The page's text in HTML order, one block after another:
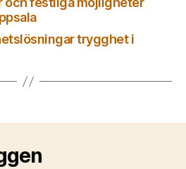
trygghet i